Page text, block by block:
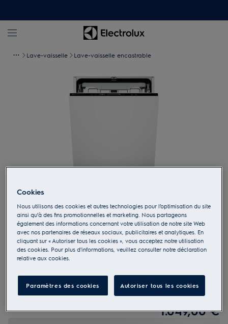
Lave-vaisselle Lave-vaisselle encastrable
E72LB210S
700 XXL Lave-vaisselle encastrable
1.049,00 €
Cookies
Nous utilisons des cookies et autres technologies pour l’optimisation du site
ainsi qu’à des fins promotionnelles et marketing. Nous partageons
également des informations concernant votre utilisation de notre site Web
avec nos partenaires de réseaux sociaux, publicitaires et analytiques. En
cliquant sur « Autoriser tous les cookies », vous acceptez notre utilisation
des cookies. Pour plus d'informations, veuillez consulter notre déclaration
relative aux cookies.
Paramètres des cookies Autoriser tous les cookies